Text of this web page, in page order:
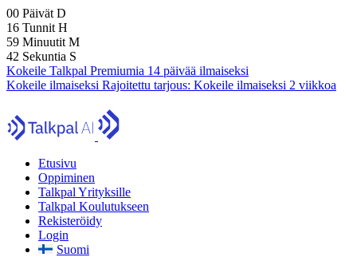
00 Päivät D
16 Tunnit H
59 Minuutit M
41 Sekuntia S
Kokeile Talkpal Premiumia 14 päivää ilmaiseksi
Kokeile ilmaiseksi Rajoitettu tarjous: Kokeile ilmaiseksi 2 viikkoa
Etusivu
Oppiminen
Talkpal Yrityksille
Talkpal Koulutukseen
Rekisteröidy
Login
Suomi